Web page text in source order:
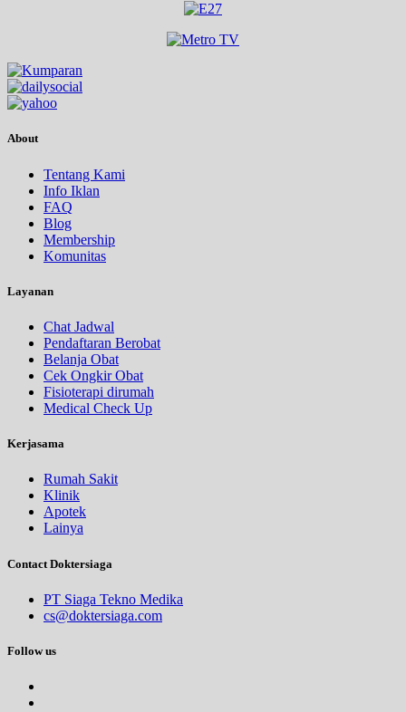
About
Tentang Kami
Info Iklan
FAQ
Blog
Membership
Komunitas
Layanan
Chat Jadwal
Pendaftaran Berobat
Belanja Obat
Cek Ongkir Obat
Fisioterapi dirumah
Medical Check Up
Kerjasama
Rumah Sakit
Klinik
Apotek
Lainya
Contact Doktersiaga
PT Siaga Tekno Medika
cs@doktersiaga.com
Follow us